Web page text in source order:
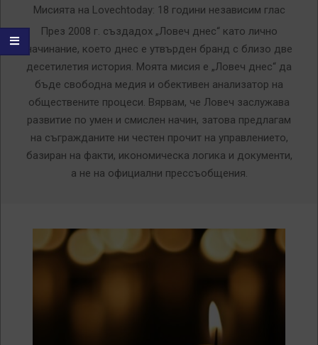
Мисията на Lovechtoday: 18 години независим глас
През 2008 г. създадох „Ловеч днес“ като лично
начинание, което днес е утвърден бранд с близо две
десетилетия история. Моята мисия е „Ловеч днес“ да
бъде свободна медия и обективен анализатор на
обществените процеси. Вярвам, че Ловеч заслужава
развитие по умен и смислен начин, затова предлагам
на съгражданите ни честен прочит на управлението,
базиран на факти, икономическа логика и документи,
а не на официални прессъобщения.